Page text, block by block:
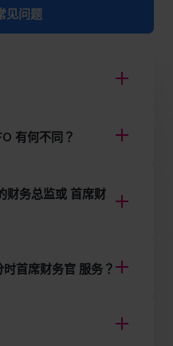
见问题
有何不同？
财务总监或 首席财
首席财务官 服务？